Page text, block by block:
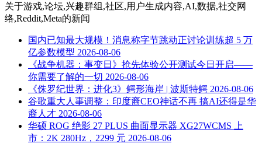
关于游戏,论坛,兴趣群组,社区,用户生成内容,AI,数据,社交网
络,Reddit,Meta的新闻
国内已知最大规模！消息称字节跳动正讨论训练超 5 万
亿参数模型 2026-08-06
《战争机器：事变日》抢先体验公开测试今日开启——
你需要了解的一切 2026-08-06
《侏罗纪世界：进化3》鳄形海岸 | 波斯特鳄 2026-08-06
谷歌重大人事调整：印度裔CEO神话不再 搞AI还得是华
裔人才 2026-08-06
华硕 ROG 绝影 27 PLUS 曲面显示器 XG27WCMS 上
市：2K 280Hz，2299 元 2026-08-06